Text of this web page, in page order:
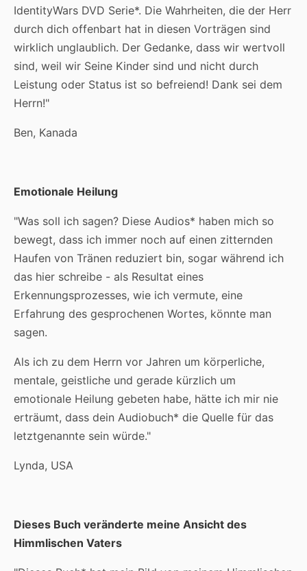
IdentityWars DVD Serie*. Die Wahrheiten, die der Herr
durch dich offenbart hat in diesen Vorträgen sind
wirklich unglaublich. Der Gedanke, dass wir wertvoll
sind, weil wir Seine Kinder sind und nicht durch
Leistung oder Status ist so befreiend! Dank sei dem
Herrn!"
Ben, Kanada
Emotionale Heilung
"Was soll ich sagen? Diese Audios* haben mich so
bewegt, dass ich immer noch auf einen zitternden
Haufen von Tränen reduziert bin, sogar während ich
das hier schreibe - als Resultat eines
Erkennungsprozesses, wie ich vermute, eine
Erfahrung des gesprochenen Wortes, könnte man
sagen.
Als ich zu dem Herrn vor Jahren um körperliche,
mentale, geistliche und gerade kürzlich um
emotionale Heilung gebeten habe, hätte ich mir nie
erträumt, dass dein Audiobuch* die Quelle für das
letztgenannte sein würde."
Lynda, USA
Dieses Buch veränderte meine Ansicht des
Himmlischen Vaters